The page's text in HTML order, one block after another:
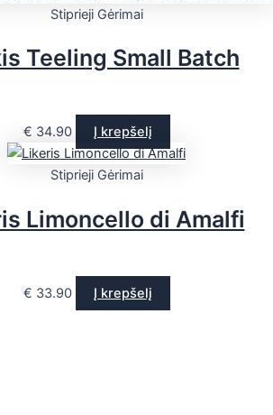
Stiprieji Gėrimai
Teeling Small Batch
€ 34.90 Į krepšelį
Stiprieji Gėrimai
Limoncello di Amalfi
€ 33.90 Į krepšelį